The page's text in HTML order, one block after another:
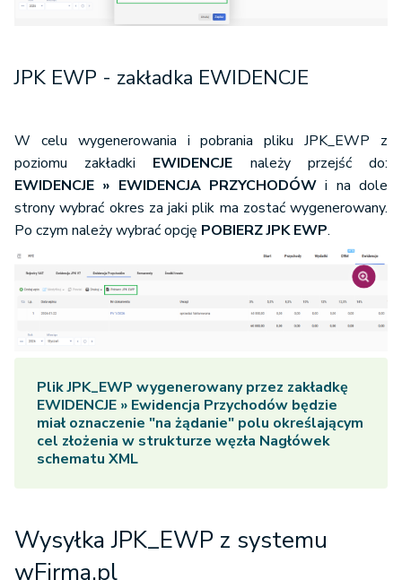
JPK EWP - zakładka EWIDENCJE
W celu wygenerowania i pobrania pliku JPK_EWP z
poziomu zakładki EWIDENCJE należy przejść do:
EWIDENCJE » EWIDENCJA PRZYCHODÓWi na dole
strony wybrać okres za jaki plik ma zostać wygenerowany.
Po czym należy wybrać opcję POBIERZ JPK EWP.
Plik JPK_EWP wygenerowany przez zakładkę
EWIDENCJE » Ewidencja Przychodów będzie
miał oznaczenie "na żądanie" polu określającym
cel złożenia w strukturze węzła Nagłówek
schematu XML
Wysyłka JPK_EWP z systemu
wFirma.pl